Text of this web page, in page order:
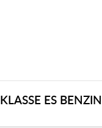
KLASSE ES BENZIN